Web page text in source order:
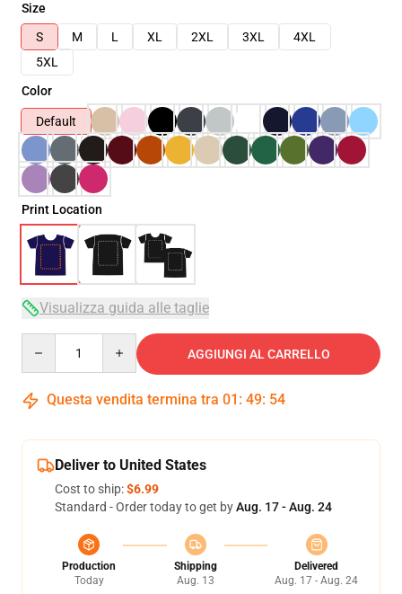
Size
S
M L XL 2XL 3XL
4XL
5XL
Color
Default
Print Location
Visualizza guida alle taglie
AGGIUNGI AL CARRELLO
Questa vendita termina tra 01 : 49: 54
Deliver to United States
Cost to ship:$6.99
Standard - Order today to get byAug. 17 - Aug. 24
Production
Today
Shipping
Aug. 13
Delivered
Aug. 17 - Aug. 24